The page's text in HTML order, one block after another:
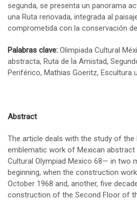
segunda, se presenta un panorama
una Ruta renovada, integrada al
comprometida con la conservación
Palabras clave: Olimpiada Cultural
abstracta, Ruta de la Amistad,
Periférico, Mathias Goeritz, Escultura
Abstract
The article deals with the study of
emblematic work of Mexican
Cultural Olympiad Mexico 68— in two
beginning, when the construction
October 1968 and, another, five
construction of the Second Floor of